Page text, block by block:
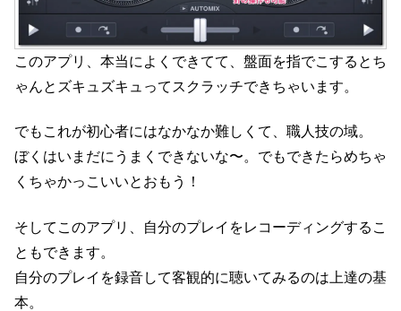
このアプリ、本当によくできてて、盤面を指でこするとち
ゃんとズキュズキュってスクラッチできちゃいます。
でもこれが初心者にはなかなか難しくて、職人技の域。
ぼくはいまだにうまくできないな〜。でもできたらめちゃ
くちゃかっこいいとおもう！
そしてこのアプリ、自分のプレイをレコーディングするこ
ともできます。
自分のプレイを録音して客観的に聴いてみるのは上達の基
本。